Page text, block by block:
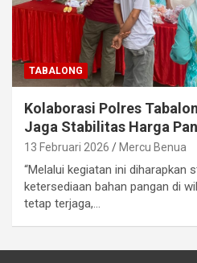
TABALONG
Kolaborasi Polres
Jaga Stabilitas Harga
13 Februari 2026 Mercu Benua
“Melalui kegiatan ini diharapkan
ketersediaan bahan pangan di
tetap terjaga,…